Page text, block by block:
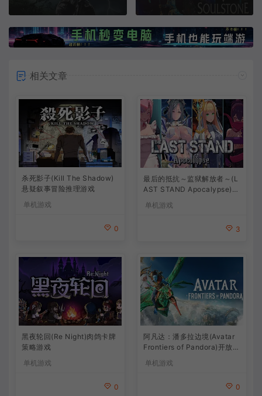
相关文章
杀死影子(Kill The Shadow)
悬疑叙事冒险推理游戏
单机游戏
0
最后的抵抗～监狱解放者～(L
AST STAND Apocalypse)卡
通动作幸存者游戏
单机游戏
3
黑夜轮回(Re Night)肉鸽卡牌
策略游戏
单机游戏
0
阿凡达：潘多拉边境(Avatar
Frontiers of Pandora)开放世
单机游戏
0